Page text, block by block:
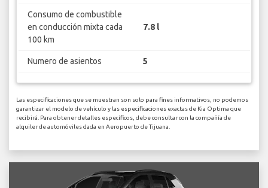
Consumo de combustible
en conducción mixta cada
100 km
7.8 l
Numero de asientos 5
Las especificaciones que se muestran son solo para fines informativos, no podemos
garantizar el modelo de vehículo y las especificaciones exactas de Kia Optima que
recibirá. Para obtener detalles específicos, debe consultar con la compañía de
alquiler de automóviles dada en Aeropuerto de Tijuana.